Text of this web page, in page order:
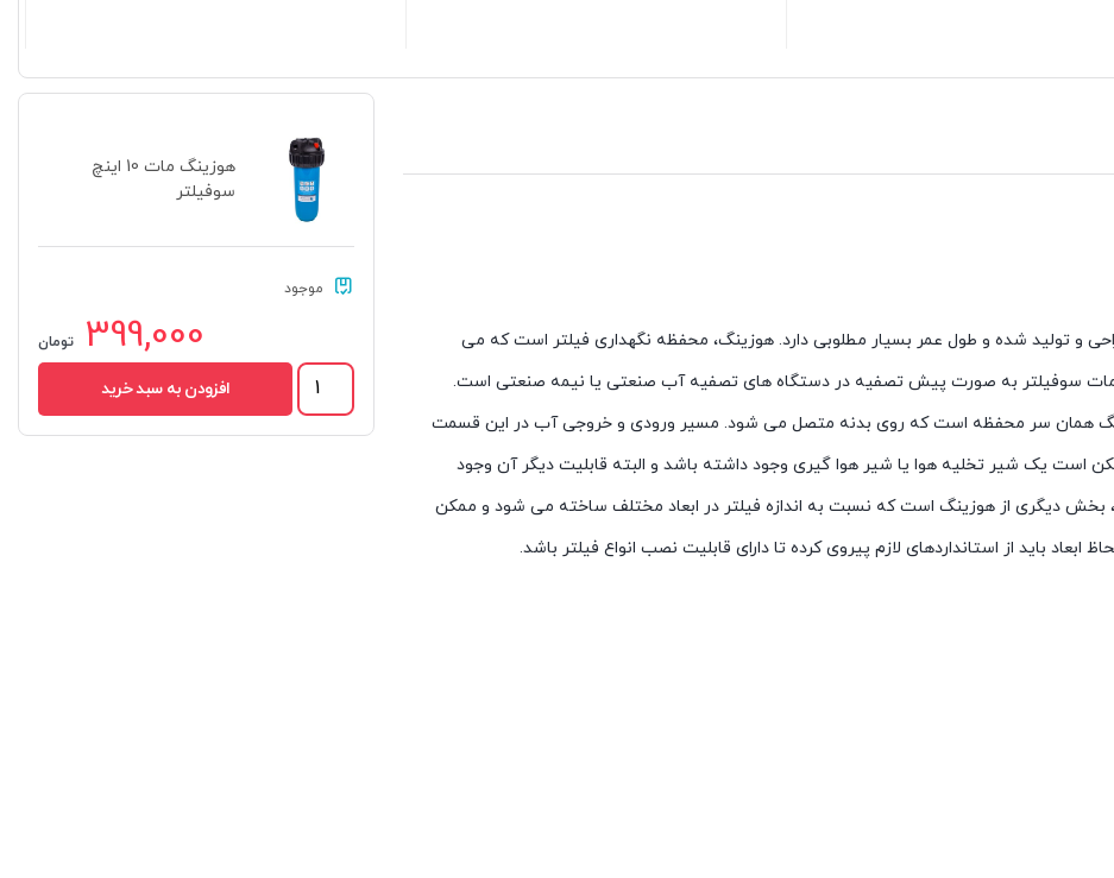
هوزینگ مات 10 اینچ
سوفیلتر
موجود
399,000 تومان
هوزینگ
10
افزودن به سبد خرید
طراحی و تولید شده و طول عمر بسیار مطلوبی دارد. هوزینگ، محفظه نگهداری فیلتر است که می
همان سر محفظه است که روی بدنه متصل می شود. مسیر ورودی و خروجی آب در این قسمت
است یک شیر تخلیه هوا یا شیر هوا گیری وجود داشته باشد و البته قابلیت دیگر آن وجود
بخش دیگری از هوزینگ است که نسبت به اندازه فیلتر در ابعاد مختلف ساخته می شود و ممکن
باید از استانداردهای لازم پیروی کرده تا دارای قابلیت نصب انواع فیلتر باشد.